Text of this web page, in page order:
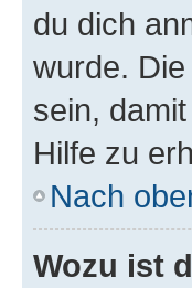
du dich
wurde.
sein,
Hilfe zu
Nach
Wozu ist